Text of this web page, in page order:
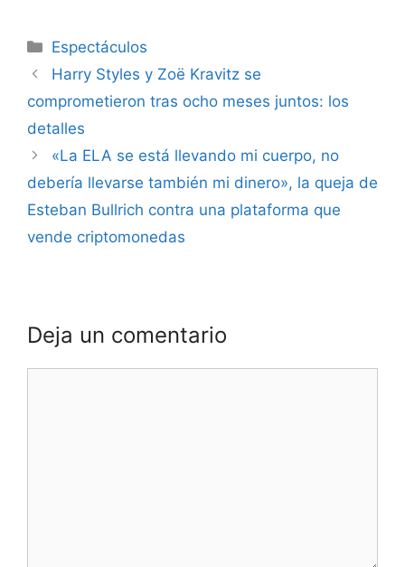
Espectáculos
Harry Styles y Zoë Kravitz se
comprometieron tras ocho meses juntos: los
detalles
«La ELA se está llevando mi cuerpo, no
debería llevarse también mi dinero», la queja de
Esteban Bullrich contra una plataforma que
vende criptomonedas
Deja un comentario